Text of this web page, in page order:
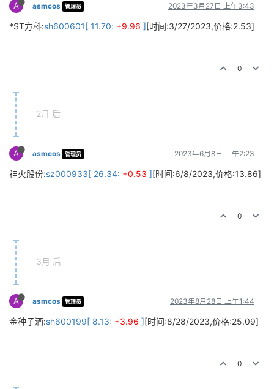
A asmcos 管理员 2023年3月27日 上午3:43
*ST方科:sh600601[ 11.70: +9.96 ][时间:3/27/2023,价格:2.53]
0
2月 后
A asmcos 管理员 2023年6月8日 上午2:23
神火股份:sz000933[ 26.34: +0.53 ][时间:6/8/2023,价格:13.86]
0
3月 后
A asmcos 管理员 2023年8月28日 上午1:44
金种子酒:sh600199[ 8.13: +3.96 ][时间:8/28/2023,价格:25.09]
0